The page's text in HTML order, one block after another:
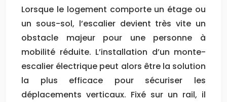
Lorsque le logement comporte un étage ou
un sous-sol, l’escalier devient très vite un
obstacle majeur pour une personne à
mobilité réduite. L’installation d’un monte-
escalier électrique peut alors être la solution
la plus efficace pour sécuriser les
déplacements verticaux. Fixé sur un rail, il